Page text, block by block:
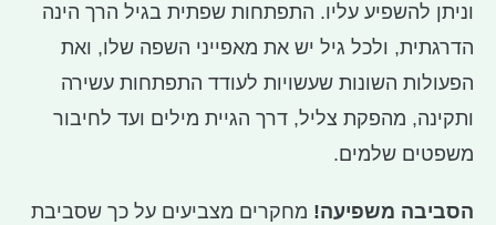
וניתן להשפיע עליו. התפתחות שפתית בגיל הרך הינה
הדרגתית, ולכל גיל יש את מאפייני השפה שלו, ואת
הפעולות השונות שעשויות לעודד התפתחות עשירה
ותקינה, מהפקת צליל, דרך הגיית מילים ועד לחיבור
משפטים שלמים.
הסביבה משפיעה! מחקרים מצביעים על כך שסביבת